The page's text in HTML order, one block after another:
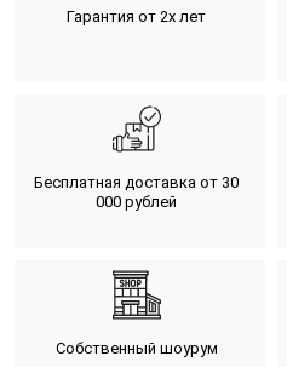
Гарантия от 2х лет
Бесплатная доставка от 30
000 рублей
Собственный шоурум